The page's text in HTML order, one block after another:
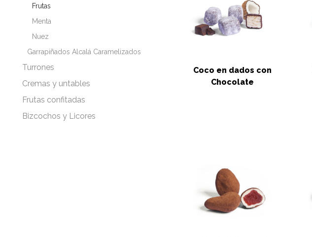
Coco en dados con
Chocolate
Frutas
Menta
Nuez
Garrapiñados Alcalá Caramelizados
Turrones
Cremas y untables
Frutas confitadas
Bizcochos y Licores